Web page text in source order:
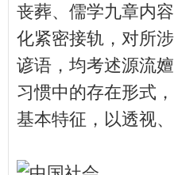
丧葬、儒学九章内
化紧密接轨，对所
谚语，均考述源流
习惯中的存在形式
基本特征，以透视